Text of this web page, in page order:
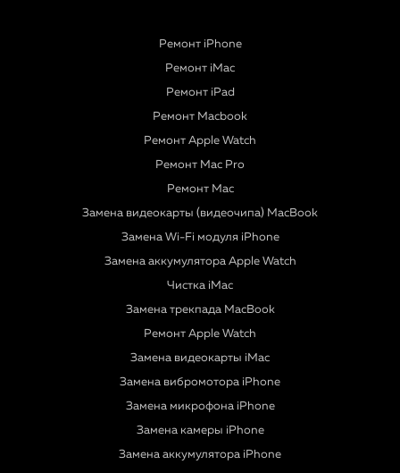
Ремонт iPhone
Ремонт iMac
Ремонт iPad
Ремонт Macbook
Ремонт Apple Watch
Ремонт Mac Pro
Ремонт Mac
Замена видеокарты (видеочипа) MacBook
Замена Wi-Fi модуля iPhone
Замена аккумулятора Apple Watch
Чистка iMac
Замена трекпада MacBook
Ремонт Apple Watch
Замена видеокарты iMac
Замена вибромотора iPhone
Замена микрофона iPhone
Замена камеры iPhone
Замена аккумулятора iPhone